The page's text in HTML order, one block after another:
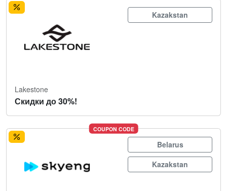
Kazakstan
Lakestone
Скидки до 30%!
COUPON CODE
Belarus
Kazakstan